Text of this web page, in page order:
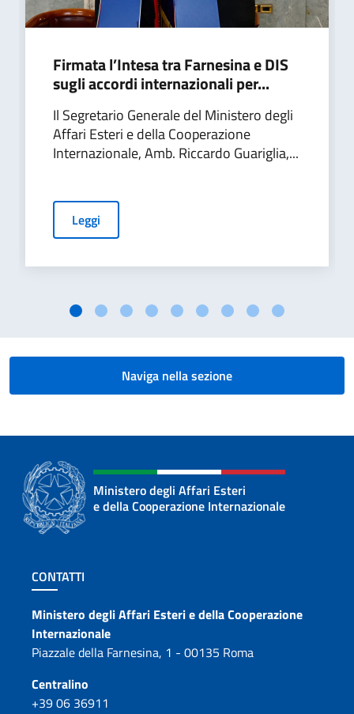
Firmata l’Intesa tra Farnesina e DIS
sugli accordi internazionali per...
Il Segretario Generale del Ministero degli
Affari Esteri e della Cooperazione
Internazionale, Amb. Riccardo Guariglia,...
Leggi
Naviga nella sezione
Ministero degli Affari Esteri
e della Cooperazione Internazionale
Sezione footer
CONTATTI
Contatti
Ministero degli Affari Esteri e della Cooperazione
Internazionale
Piazzale della Farnesina, 1 - 00135 Roma
Centralino
+39 06 36911